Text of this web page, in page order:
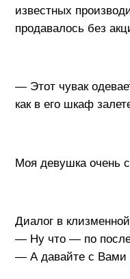
известных
продавалось без
— Этот чувак
как в его шкаф
Моя девушка очень
Диалог в
— Ну что — по
— А давайте с Вами